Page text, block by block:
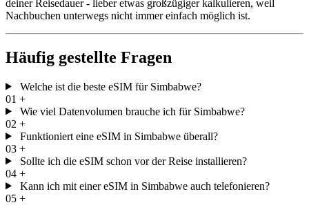
deiner Reisedauer - lieber etwas großzügiger kalkulieren, weil
Nachbuchen unterwegs nicht immer einfach möglich ist.
Häufig gestellte Fragen
Welche ist die beste eSIM für Simbabwe?
01 +
Wie viel Datenvolumen brauche ich für Simbabwe?
02 +
Funktioniert eine eSIM in Simbabwe überall?
03 +
Sollte ich die eSIM schon vor der Reise installieren?
04 +
Kann ich mit einer eSIM in Simbabwe auch telefonieren?
05 +